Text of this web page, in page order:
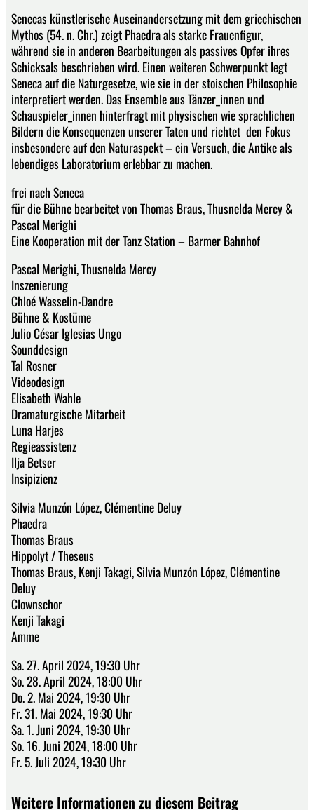
Senecas künstlerische Auseinandersetzung mit dem griechischen
Mythos (54. n. Chr.) zeigt Phaedra als starke Frauenfigur,
während sie in anderen Bearbeitungen als passives Opfer ihres
Schicksals beschrieben wird. Einen weiteren Schwerpunkt legt
Seneca auf die Naturgesetze, wie sie in der stoischen Philosophie
interpretiert werden. Das Ensemble aus Tänzer_innen und
Schauspieler_innen hinterfragt mit physischen wie sprachlichen
Bildern die Konsequenzen unserer Taten und richtet den Fokus
insbesondere auf den Naturaspekt – ein Versuch, die Antike als
lebendiges Laboratorium erlebbar zu machen.
frei nach Seneca
für die Bühne bearbeitet von Thomas Braus, Thusnelda Mercy &
Pascal Merighi
Eine Kooperation mit der Tanz Station – Barmer Bahnhof
Pascal Merighi, Thusnelda Mercy
Inszenierung
Chloé Wasselin-Dandre
Bühne & Kostüme
Julio César Iglesias Ungo
Sounddesign
Tal Rosner
Videodesign
Elisabeth Wahle
Dramaturgische Mitarbeit
Luna Harjes
Regieassistenz
Ilja Betser
Insipizienz
Silvia Munzón López, Clémentine Deluy
Phaedra
Thomas Braus
Hippolyt / Theseus
Thomas Braus, Kenji Takagi, Silvia Munzón López, Clémentine
Deluy
Clownschor
Kenji Takagi
Amme
Sa. 27. April 2024, 19:30 Uhr
So. 28. April 2024, 18:00 Uhr
Do. 2. Mai 2024, 19:30 Uhr
Fr. 31. Mai 2024, 19:30 Uhr
Sa. 1. Juni 2024, 19:30 Uhr
So. 16. Juni 2024, 18:00 Uhr
Fr. 5. Juli 2024, 19:30 Uhr
Weitere Informationen zu diesem Beitrag